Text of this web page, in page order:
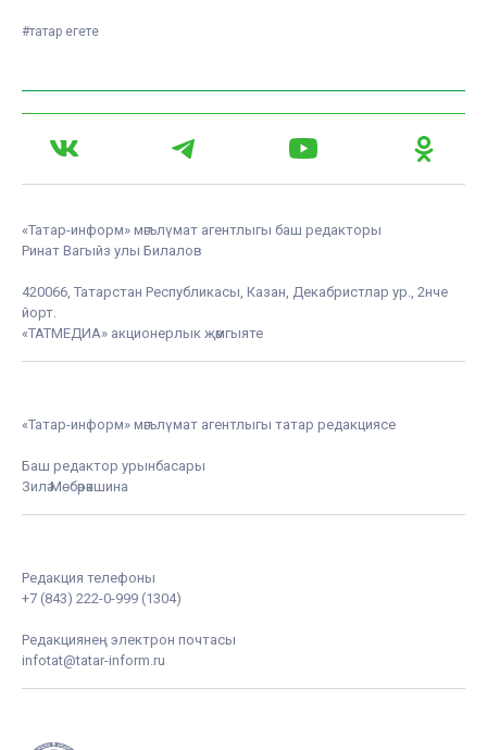
#татар егете
«Татар-информ» мәгълүмат агентлыгы баш редакторы
Ринат Вагыйз улы Билалов
420066, Татарстан Республикасы, Казан, Декабристлар ур., 2нче
йорт.
«ТАТМЕДИА» акционерлык җәмгыяте
«Татар-информ» мәгълүмат агентлыгы татар редакциясе
Баш редактор урынбасары
Зилә Мөбәрәкшина
Редакция телефоны
+7 (843) 222-0-999 (1304)
Редакциянең электрон почтасы
infotat@tatar-inform.ru